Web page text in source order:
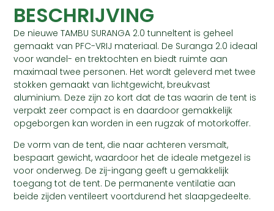
BESCHRIJVING
De nieuwe TAMBU SURANGA 2.0 tunneltent is geheel
gemaakt van PFC-VRIJ materiaal. De Suranga 2.0 ideaal
voor wandel- en trektochten en biedt ruimte aan
maximaal twee personen. Het wordt geleverd met twee
stokken gemaakt van lichtgewicht, breukvast
aluminium. Deze zijn zo kort dat de tas waarin de tent is
verpakt zeer compact is en daardoor gemakkelijk
opgeborgen kan worden in een rugzak of motorkoffer.
De vorm van de tent, die naar achteren versmalt,
bespaart gewicht, waardoor het de ideale metgezel is
voor onderweg. De zij-ingang geeft u gemakkelijk
toegang tot de tent. De permanente ventilatie aan
beide zijden ventileert voortdurend het slaapgedeelte.